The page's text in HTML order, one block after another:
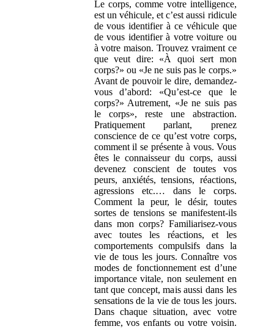
Le corps, comme votre intelligence,
est un véhicule, et c’est aussi ridicule
de vous identifier à ce véhicule que
de vous identifier à votre voiture ou
à votre maison. Trouvez vraiment ce
que veut dire: «À quoi sert mon
corps?» ou «Je ne suis pas le corps.»
Avant de pouvoir le dire, demandez-
vous d’abord: «Qu’est-ce que le
corps?» Autrement, «Je ne suis pas
le corps», reste une abstraction.
Pratiquement parlant, prenez
conscience de ce qu’est votre corps,
comment il se présente à vous. Vous
êtes le connaisseur du corps, aussi
devenez conscient de toutes vos
peurs, anxiétés, tensions, réactions,
agressions etc.… dans le corps.
Comment la peur, le désir, toutes
sortes de tensions se manifestent-ils
dans mon corps? Familiarisez-vous
avec toutes les réactions, et les
comportements compulsifs dans la
vie de tous les jours. Connaître vos
modes de fonctionnement est d’une
importance vitale, non seulement en
tant que concept, mais aussi dans les
sensations de la vie de tous les jours.
Dans chaque situation, avec votre
femme, vos enfants ou votre voisin.